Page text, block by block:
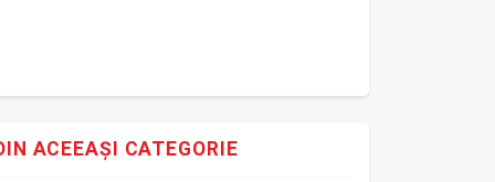
ACEEAȘI CATEGORIE